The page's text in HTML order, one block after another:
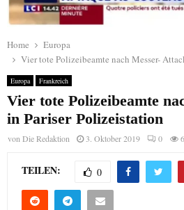
Home
Europa
Vier tote Polizeibeamte nach Messer-
Europa Frankreich
Vier tote Polizeibeamte
in Pariser Polizeistation
von Die Redaktion 3. Oktober 2019 0
TEILEN: 0